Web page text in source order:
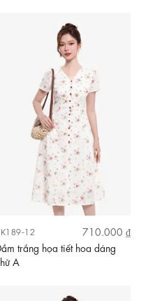
12
710.000 ₫
trắng họa tiết hoa dáng
A